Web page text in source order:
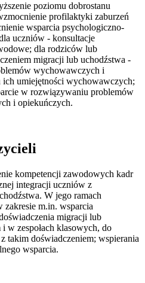
poziomu dobrostanu
profilaktyki zaburzeń
wsparcia psychologiczno-
uczniów - konsultacje
dla rodziców lub
migracji lub uchodźstwa -
wychowawczych i
umiejętności wychowawczych;
w rozwiązywaniu problemów
i opiekuńczych.
kompetencji zawodowych kadr
integracji uczniów z
W jego ramach
zakresie m.in. wsparcia
migracji lub
w zespołach klasowych, do
takim doświadczeniem; wspierania
wsparcia.